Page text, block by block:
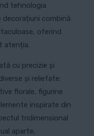
tehnologia
combină
oferind
atenția.
cu precizie și
și reliefate:
florale, figurine
inspirate din
tridimensional
aparte,